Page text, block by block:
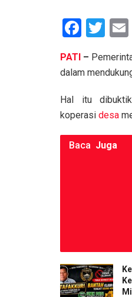
F
ce
o
o
k
T
tt
PATI –
dalam
Hal itu
koperasi desa
Baca Juga